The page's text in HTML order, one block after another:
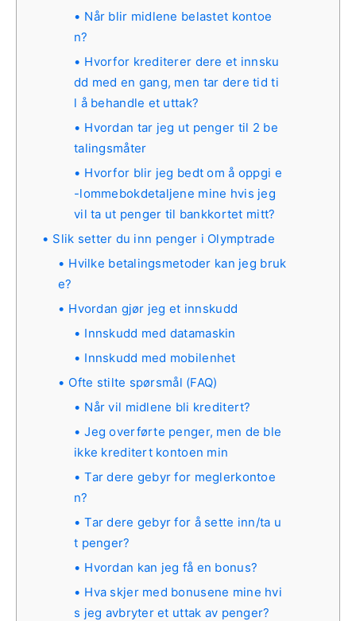
Når blir midlene belastet kontoe
n?
Hvorfor krediterer dere et innsku
dd med en gang, men tar dere tid ti
l å behandle et uttak?
Hvordan tar jeg ut penger til 2 be
talingsmåter
Hvorfor blir jeg bedt om å oppgi e
-lommebokdetaljene mine hvis jeg
vil ta ut penger til bankkortet mitt?
Slik setter du inn penger i Olymptrade
Hvilke betalingsmetoder kan jeg bruk
e?
Hvordan gjør jeg et innskudd
Innskudd med datamaskin
Innskudd med mobilenhet
Ofte stilte spørsmål (FAQ)
Når vil midlene bli kreditert?
Jeg overførte penger, men de ble
ikke kreditert kontoen min
Tar dere gebyr for meglerkontoe
n?
Tar dere gebyr for å sette inn/ta u
t penger?
Hvordan kan jeg få en bonus?
Hva skjer med bonusene mine hvi
s jeg avbryter et uttak av penger?